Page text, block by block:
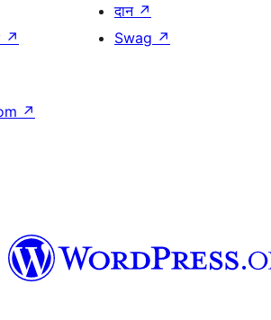
↗
दान ↗
Swag ↗
↗